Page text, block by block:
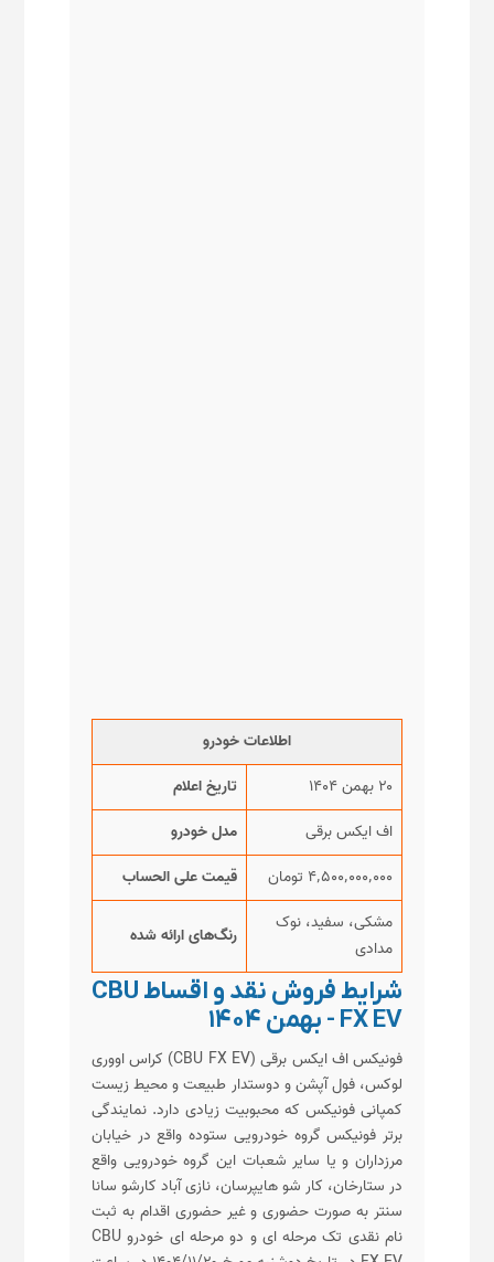
اطلاعات خودرو
۲۰ بهمن ۱۴۰۴
تاریخ اعلام
اف ایکس برقی
مدل خودرو
۴٬۵۰۰٬۰۰۰٬۰۰۰ تومان
قیمت علی الحساب
مشکی، سفید، نوک
مدادی
رنگ‌های ارائه شده
شرایط فروش نقد و اقساط CBU
FX EV - بهمن ۱۴۰۴
فونیکس اف ایکس برقی (CBU FX EV) کراس اووری
لوکس، فول آپشن و دوستدار طبیعت و محیط زیست
کمپانی فونیکس که محبوبیت زیادی دارد. نمایندگی
برتر فونیکس گروه خودرویی ستوده واقع در خیابان
مرزداران و یا سایر شعبات این گروه خودرویی واقع
در ستارخان، کار شو هایپرسان، نازی آباد کارشو سانا
سنتر به صورت حضوری و غیر حضوری اقدام به ثبت
نام نقدی تک مرحله ای و دو مرحله ای خودرو CBU